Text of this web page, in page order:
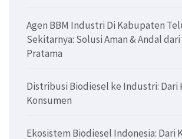
Agen BBM Industri Di Kabupaten
Sekitarnya: Solusi Aman & Andal dari
Pratama
Distribusi Biodiesel ke Industri: Dari
Konsumen
Ekosistem Biodiesel Indonesia: Dari